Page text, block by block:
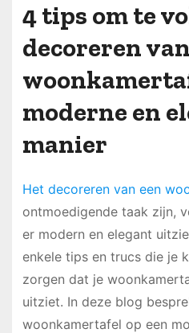
4 tips om te
decoreren
moderne en
manier
Het decoreren van een
ontmoedigende taak zijn,
er modern en elegant
enkele tips en trucs die je
zorgen dat je
uitziet. In deze blog
woonkamertafel op een